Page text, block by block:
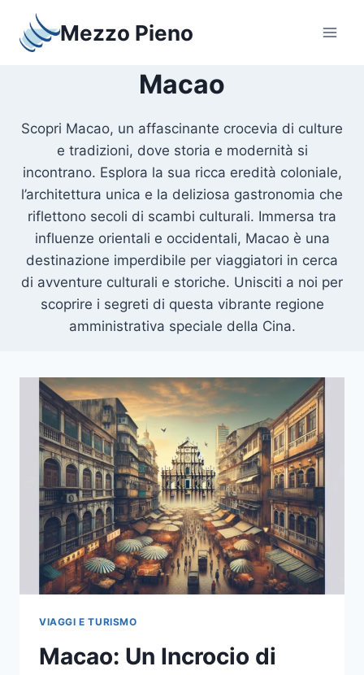
contenuto
Mezzo Pieno
Macao
Scopri Macao, un affascinante crocevia di culture
e tradizioni, dove storia e modernità si
incontrano. Esplora la sua ricca eredità coloniale,
l’architettura unica e la deliziosa gastronomia che
riflettono secoli di scambi culturali. Immersa tra
influenze orientali e occidentali, Macao è una
destinazione imperdibile per viaggiatori in cerca
di avventure culturali e storiche. Unisciti a noi per
scoprire i segreti di questa vibrante regione
amministrativa speciale della Cina.
VIAGGI E TURISMO
Macao: Un Incrocio di